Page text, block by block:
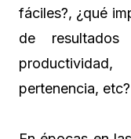
fáciles?, ¿qué
de
pertenencia, etc?